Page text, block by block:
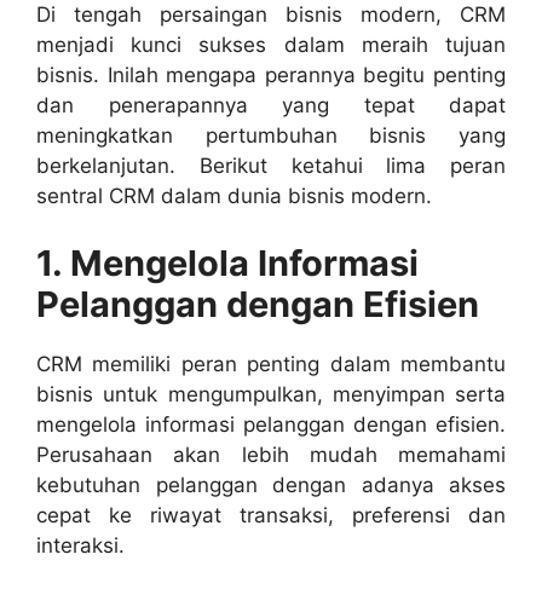
Di tengah persaingan bisnis modern, CRM
menjadi kunci sukses dalam meraih tujuan
bisnis. Inilah mengapa perannya begitu penting
dan penerapannya yang tepat dapat
meningkatkan pertumbuhan bisnis yang
berkelanjutan. Berikut ketahui lima peran
sentral CRM dalam dunia bisnis modern.
1. Mengelola Informasi
Pelanggan dengan Efisien
CRM memiliki peran penting dalam membantu
bisnis untuk mengumpulkan, menyimpan serta
mengelola informasi pelanggan dengan efisien.
Perusahaan akan lebih mudah memahami
kebutuhan pelanggan dengan adanya akses
cepat ke riwayat transaksi, preferensi dan
interaksi.